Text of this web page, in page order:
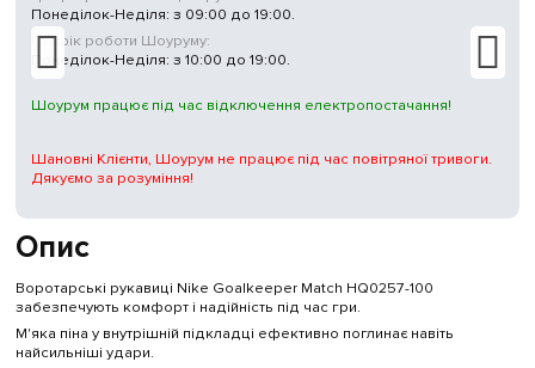
Опис
Воротарські рукавиці Nike Goalkeeper Match HQ0257-100
забезпечують комфорт і надійність під час гри.
М'яка піна у внутрішній підкладці ефективно поглинає навіть
найсильніші удари.
Понеділок-Неділя: з 09:00 до 19:00.
Графік роботи Шоуруму:
Понеділок-Неділя: з 10:00 до 19:00.
Шоурум працює під час відключення електропостачання!
Шановні Клієнти, Шоурум не працює під час повітряної тривоги.
Дякуємо за розуміння!